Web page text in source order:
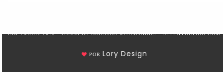
COPYRIGHT 2018 - TODOS OS DIREITOS RESERVADOS - DESENVOLVIDO COM
POR Lory Design